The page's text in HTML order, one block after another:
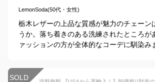
LemonSoda(50代・女性)
栃木レザーの上品な質感が魅力のチェーン
うか。落ち着きのある洗練されたところが
ァッションの方が全体的なコーデに馴染み
SOLD